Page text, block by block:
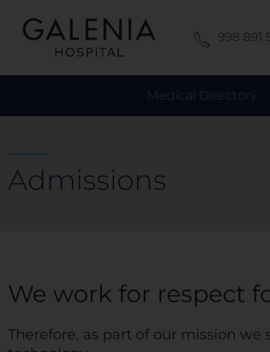
998 891
Medical Directory
Admissions
We work for respect
Therefore, as part of our mission